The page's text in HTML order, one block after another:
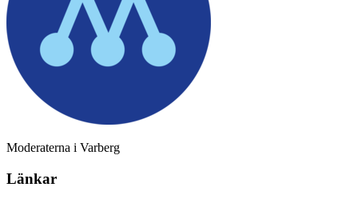
Moderaterna i Varberg
Länkar